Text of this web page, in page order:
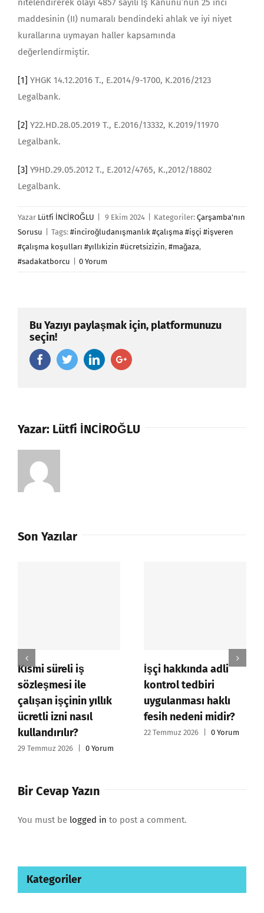
nitelendirerek olayı 4857 sayılı İş Kanu­nu’nun 25 inci
maddesinin (II) numaralı bendindeki ahlak ve iyi niyet
kurallarına uymayan haller kapsamında
değerlendirmiştir.
[1] YHGK 14.12.2016 T., E.2014/9-1700, K.2016/2123
Legalbank.
[2] Y22.HD.28.05.2019 T., E.2016/13332, K.2019/11970
Legalbank.
[3] Y9HD.29.05.2012 T., E.2012/4765, K.,2012/18802
Legalbank.
Yazar Lütfi İNCİROĞLU 9 Ekim 2024 Kategoriler: Çarşamba'nın
Sorusu
Tags: #inciroğludanışmanlık #çalışma #işçi #işveren
#çalışma koşulları #yıllıkizin #ücretsizizin, #mağaza,
#sadakatborcu
0 Yorum
Bu Yazıyı paylaşmak için, platformunuzu
seçin!
FacebookTwitterLinkedinGoogle+
Yazar: Lütfi İNCİROĞLU
Son Yazılar
Kısmi süreli iş
sözleşmesi ile
çalışan işçinin yıllık
ücretli izni nasıl
kullandırılır?
29 Temmuz 2026 0 Yorum
İşçi hakkında adli
kontrol tedbiri
uygulanması haklı
fesih nedeni midir?
22 Temmuz 2026 0 Yorum
Bir Cevap Yazın
You must be logged in to post a comment.
Kategoriler